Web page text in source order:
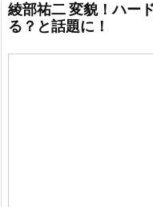
綾部祐二 変貌！ハー
る？と話題に！